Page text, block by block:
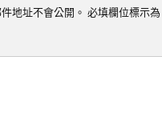
地址不會公開。 必填欄位標示為